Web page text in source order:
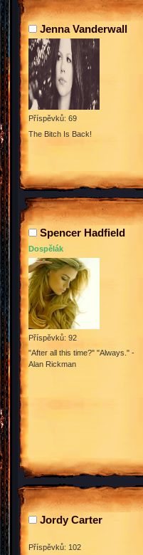
Jenna Vanderwall
Příspěvků: 69
The Bitch Is Back!
Spencer Hadfield
Dospělák
Příspěvků: 92
"After all this time?" "Always." -
Alan Rickman
Jordy Carter
Příspěvků: 102